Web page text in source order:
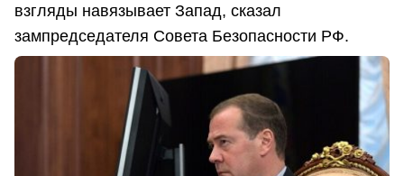
взгляды навязывает Запад, сказал
зампредседателя Совета Безопасности РФ.